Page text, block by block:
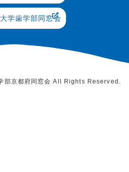
学歯学部同窓会
部京都府同窓会 All Rights Reserved.